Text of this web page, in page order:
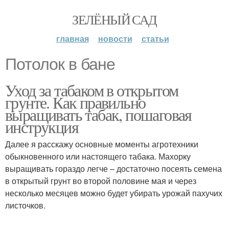
ЗЕЛЁНЫЙ САД
главная новости статьи
Потолок в бане
Уход за табаком в открытом
грунте. Как правильно
выращивать табак, пошаговая
инструкция
Далее я расскажу основные моменты агротехники
обыкновенного или настоящего табака. Махорку
выращивать гораздо легче – достаточно посеять семена
в открытый грунт во второй половине мая и через
несколько месяцев можно будет убирать урожай пахучих
листочков.